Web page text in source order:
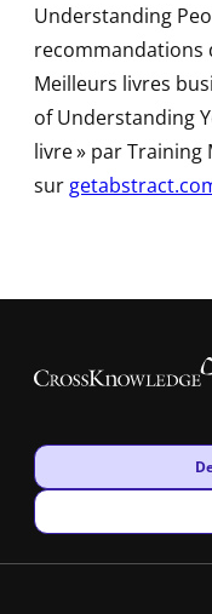
Understanding
recommandations
Meilleurs livres
of Understanding
livre » par Training
sur